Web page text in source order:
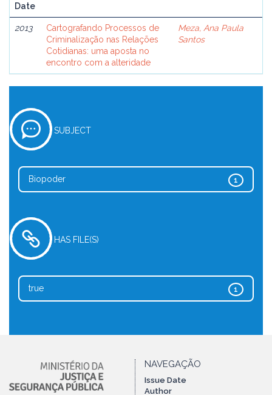
Date
2013
Cartografando Processos de
Criminalização nas Relações
Cotidianas: uma aposta no
encontro com a alteridade
Meza, Ana Paula
Santos
SUBJECT
1
Biopoder
HAS FILE(S)
1
true
NAVEGAÇÃO
Issue Date
Author